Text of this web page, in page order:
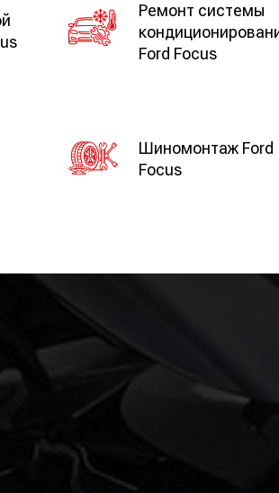
Ремонт системы
Ford Focus
Шиномонтаж Ford
Focus